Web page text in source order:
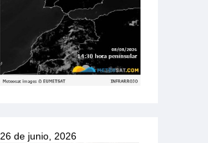
26 de junio, 2026